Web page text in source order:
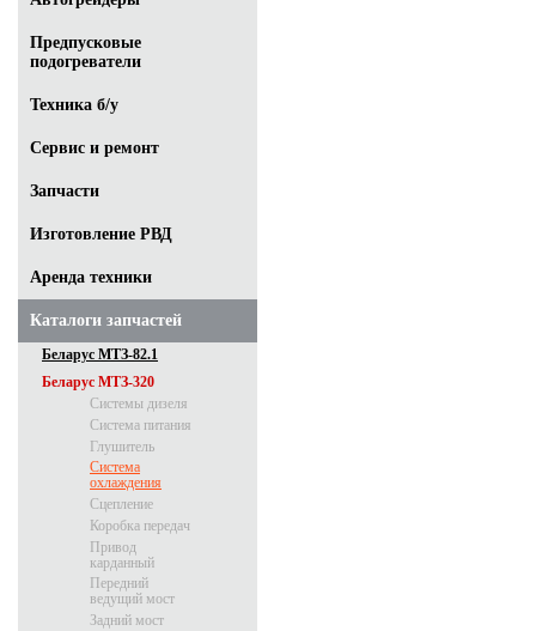
Предпусковые
подогреватели
Техника б/у
Сервис и ремонт
Запчасти
Изготовление РВД
Аренда техники
Каталоги запчастей
Беларус МТЗ-82.1
Беларус МТЗ-320
Системы дизеля
Система питания
Глушитель
Система
охлаждения
Сцепление
Коробка передач
Привод
карданный
Передний
ведущий мост
Задний мост